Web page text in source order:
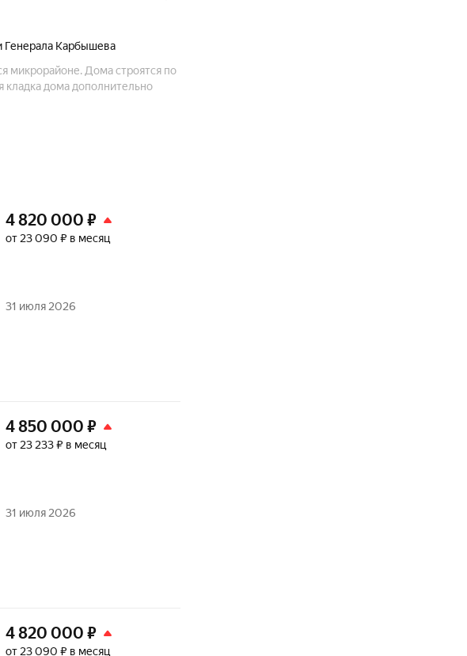
Генерала Карбышева
микрорайоне. Дома строятся по
кладка дома дополнительно
4 820 000 ₽
от 23 090 ₽ в месяц
31 июля 2026
4 850 000 ₽
от 23 233 ₽ в месяц
31 июля 2026
4 820 000 ₽
от 23 090 ₽ в месяц